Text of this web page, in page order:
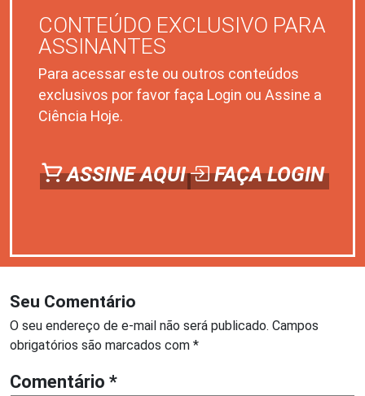
CONTEÚDO EXCLUSIVO PARA
ASSINANTES
Para acessar este ou outros conteúdos
exclusivos por favor faça Login ou Assine a
Ciência Hoje.
ASSINE AQUI FAÇA LOGIN
Seu Comentário
O seu endereço de e-mail não será publicado. Campos
obrigatórios são marcados com *
Comentário *